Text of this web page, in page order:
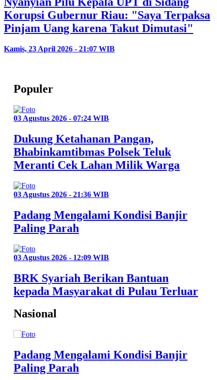
Korupsi Gubernur Riau: "Saya Terpaksa
Pinjam Uang karena Takut Dimutasi"
Kamis, 23 April 2026 - 21:07 WIB
Populer
03 Agustus 2026 - 07:24 WIB
Dukung Ketahanan Pangan,
Bhabinkamtibmas Polsek Teluk
Meranti Cek Lahan Milik Warga
03 Agustus 2026 - 21:36 WIB
Padang Mengalami Kondisi Banjir
Paling Parah
03 Agustus 2026 - 12:09 WIB
BRK Syariah Berikan Bantuan
kepada Masyarakat di Pulau Terluar
Nasional
Padang Mengalami Kondisi Banjir
Paling Parah